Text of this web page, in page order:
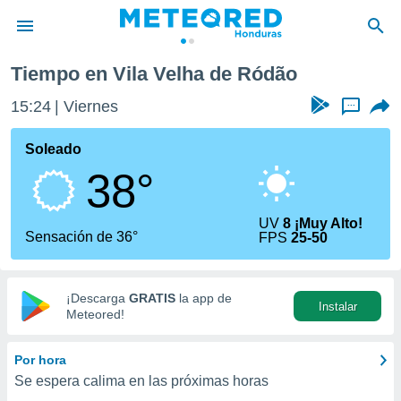
de
ha sido
calidad.
a este
las
y
digital
basada
Tiempo en Vila Velha de Ródão
15:24 Viernes ...
Soleado
38°
Sensación de 36°
UV8 ¡Muy Alto!
FPS25-50
¡Descarga GRATIS la app de
Meteored!
Instalar
Por hora
Se espera calima en las próximas horas